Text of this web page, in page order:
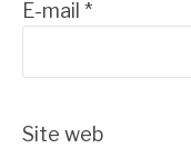
E-mail *
Site web